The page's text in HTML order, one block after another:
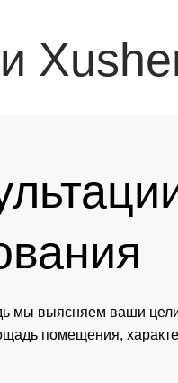
мы выясняем ваши
помещения,